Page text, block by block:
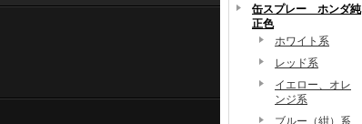
缶スプレー ホンダ純
正色
ホワイト系
レッド系
イエロー、オレ
ンジ系
ブルー（紺）系